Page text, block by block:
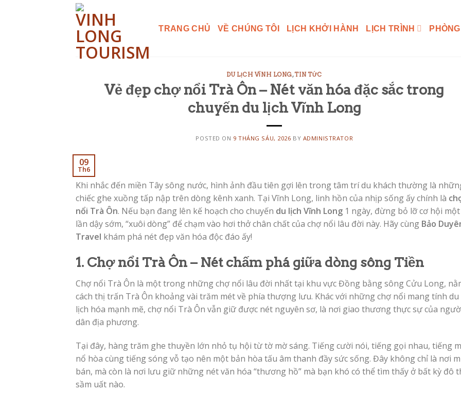
TRANG CHỦ VỀ CHÚNG TÔI LỊCH KHỞI HÀNH LỊCH TRÌNH
DU LỊCH VĨNH LONG,TIN TỨC
Vẻ đẹp chợ nổi Trà Ôn – Nét văn hóa đặc sắc trong
chuyến du lịch Vĩnh Long
POSTED ON 9 THÁNG SÁU, 2026 BY ADMINISTRATOR
09
Th6
Khi nhắc đến miền Tây sông nước, hình ảnh đầu tiên gợi lên trong tâm trí du khách thường là
chiếc ghe xuồng tấp nập trên dòng kênh xanh. Tại Vĩnh Long, linh hồn của nhịp sống ấy chính là
nổi Trà Ôn. Nếu bạn đang lên kế hoạch cho chuyến du lịch Vĩnh Long 1 ngày, đừng bỏ lỡ cơ hội một
lần dậy sớm, “xuôi dòng” để chạm vào hơi thở chân chất của chợ nổi lâu đời này. Hãy cùng Bảo
Travel khám phá nét đẹp văn hóa độc đáo ấy!
1. Chợ nổi Trà Ôn – Nét chấm phá giữa dòng sông Tiền
Chợ nổi Trà Ôn là một trong những chợ nổi lâu đời nhất tại khu vực Đồng bằng sông Cửu Long,
cách thị trấn Trà Ôn khoảng vài trăm mét về phía thượng lưu. Khác với những chợ nổi mang tính du
lịch hóa mạnh mẽ, chợ nổi Trà Ôn vẫn giữ được nét nguyên sơ, là nơi giao thương thực sự của
dân địa phương.
Tại đây, hàng trăm ghe thuyền lớn nhỏ tụ hội từ tờ mờ sáng. Tiếng cười nói, tiếng gọi nhau, tiếng
nổ hòa cùng tiếng sóng vỗ tạo nên một bản hòa tấu âm thanh đầy sức sống. Đây không chỉ là nơi
bán, mà còn là nơi lưu giữ những nét văn hóa “thương hồ” mà bạn khó có thể tìm thấy ở bất kỳ đô
sầm uất nào.